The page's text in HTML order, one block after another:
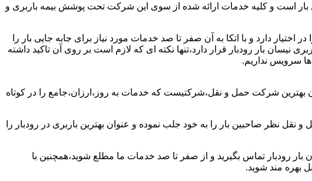
بار است و کلیه خدمات ارائه شده از سوی این شرکت تحت پوشش بیمه باربری و
دارد و با اتکا به آن صفر تا صد خدمات مورد نیاز برای جابه جایی بار را
بار رودبار قرار دارد،تنها نکته ای که لازم است بر روی آن تاکید داشته
ها سرویس نداریم.
شرکت حمل و نقل،شرکتیست که خدمات به روز،ارزان،جامع را در کوتاه
نظر صاحبین بار را به خود جلب نموده و عنوان بهترین باربری در رودبار را
بار رودبار تماس بگیرید و از صفر تا صد خدمات ما مطلع شوید،همچنین با
بهره مند شوید.